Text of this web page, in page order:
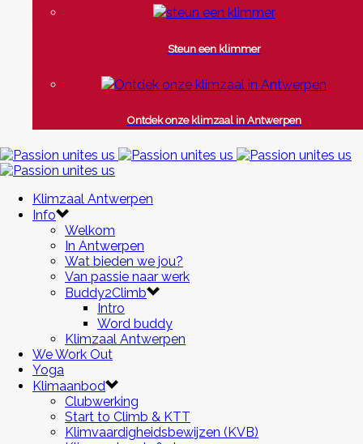
Steun een klimmer
Ontdek onze klimzaal in Antwerpen
Klimzaal Antwerpen
Info
Welkom
In Antwerpen
Wat bieden we jou?
Van passie naar werk
Buddy2Climb
Intro
Word buddy
Klimzaal Antwerpen
We Work Out
Yoga
Klimaanbod
Clubwerking
Start to Climb & KTT
Klimvaardigheidsbewijzen (KVB)